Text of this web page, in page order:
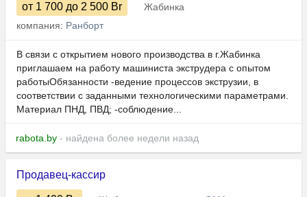
от 1 700 до 2 500 Br
Жабинка
компания: Ранборт
В связи с открытием нового производства в г.Жабинка
приглашаем на работу машиниста экструдера с опытом
работыОбязанности -ведение процессов экструзии, в
соответствии с заданными технологическими параметрами.
Материал ПНД, ПВД; -соблюдение...
rabota.by - найдена более недели назад
Продавец-кассир